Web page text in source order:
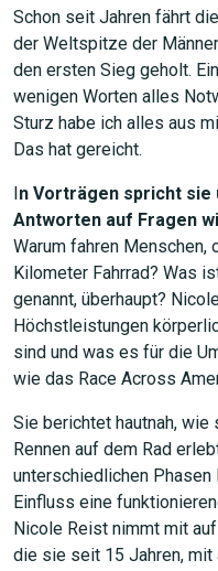
Schon seit Jahren fährt
der Weltspitze der
den ersten Sieg geholt.
wenigen Worten alles
Sturz habe ich alles aus
Das hat gereicht.
In Vorträgen spricht sie
Antworten auf Fragen
Warum fahren Menschen,
Kilometer Fahrrad? Was
genannt, überhaupt?
Höchstleistungen
sind und was es für die
wie das Race Across
Sie berichtet hautnah,
Rennen auf dem Rad
unterschiedlichen
Einfluss eine
Nicole Reist nimmt mit
die sie seit 15 Jahren, mit